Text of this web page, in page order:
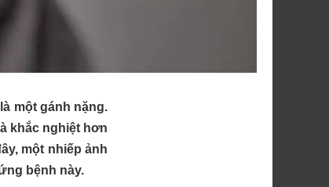
một gánh nặng.
khắc nghiệt hơn
một nhiếp ảnh
bệnh này.